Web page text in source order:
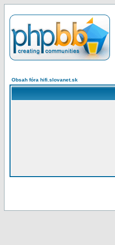
Obsah fóra hifi.slovanet.sk